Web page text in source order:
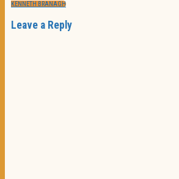
KENNETH BRANAGH
Leave a Reply